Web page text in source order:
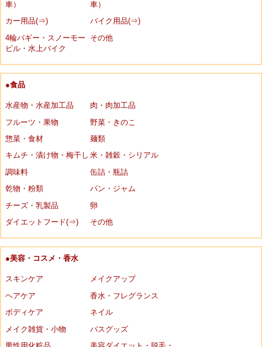
車）
車）
カー用品(⇒)
バイク用品(⇒)
4輪バギー・スノーモー
ビル・水上バイク
その他
●食品
水産物・水産加工品
肉・肉加工品
フルーツ・果物
野菜・きのこ
惣菜・食材
麺類
キムチ・漬け物・梅干し 米・雑穀・シリアル
調味料
缶詰・瓶詰
乾物・粉類
パン・ジャム
チーズ・乳製品
卵
ダイエットフード(⇒)
その他
●美容・コスメ・香水
スキンケア
メイクアップ
ヘアケア
香水・フレグランス
ボディケア
ネイル
メイク雑貨・小物
バスグッズ